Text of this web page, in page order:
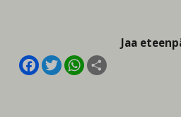
Jaa
Facebook
TwitterWhatsApp